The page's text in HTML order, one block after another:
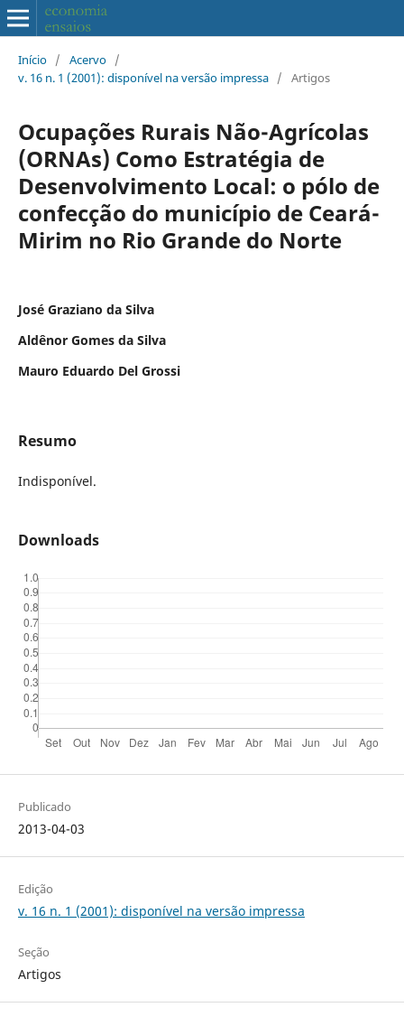
Início / Acervo /
v. 16 n. 1 (2001): disponível na versão impressa / Artigos
Ocupações Rurais Não-Agrícolas
(ORNAs) Como Estratégia de
Desenvolvimento Local: o pólo de
confecção do município de Ceará-
Mirim no Rio Grande do Norte
José Graziano da Silva
Aldênor Gomes da Silva
Mauro Eduardo Del Grossi
Resumo
Indisponível.
Downloads
Publicado
2013-04-03
Edição
v. 16 n. 1 (2001): disponível na versão impressa
Seção
Artigos